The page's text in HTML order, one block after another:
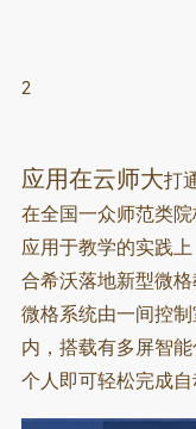
2
应用在云师大打
在全国一众师范类
应用于教学的实践
合希沃落地新型微格
微格系统由一间控制
内，搭载有多屏智
个人即可轻松完成自